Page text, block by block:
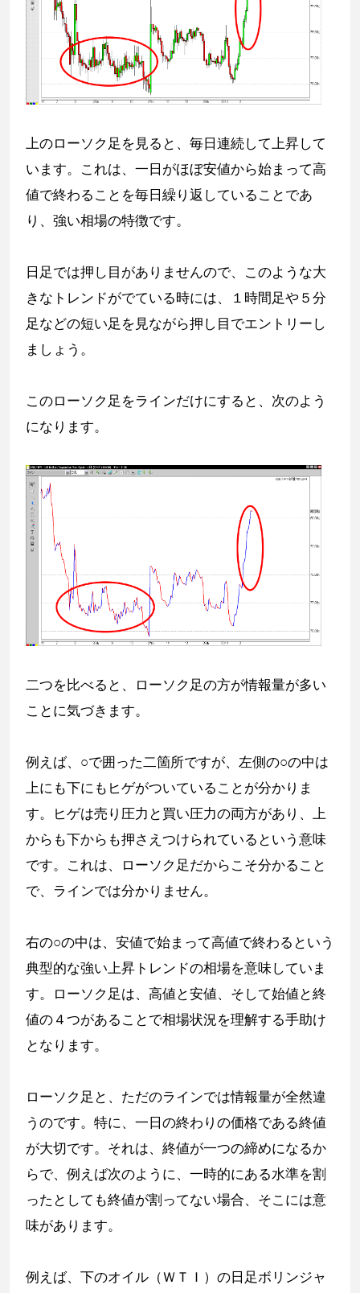
上のローソク足を見ると、毎日連続して上昇して
います。これは、一日がほぼ安値から始まって高
値で終わることを毎日繰り返していることであ
り、強い相場の特徴です。
日足では押し目がありませんので、このような大
きなトレンドがでている時には、１時間足や５分
足などの短い足を見ながら押し目でエントリーし
ましょう。
このローソク足をラインだけにすると、次のよう
になります。
二つを比べると、ローソク足の方が情報量が多い
ことに気づきます。
例えば、○で囲った二箇所ですが、左側の○の中は
上にも下にもヒゲがついていることが分かりま
す。ヒゲは売り圧力と買い圧力の両方があり、上
からも下からも押さえつけられているという意味
です。これは、ローソク足だからこそ分かること
で、ラインでは分かりません。
右の○の中は、安値で始まって高値で終わるという
典型的な強い上昇トレンドの相場を意味していま
す。ローソク足は、高値と安値、そして始値と終
値の４つがあることで相場状況を理解する手助け
となります。
ローソク足と、ただのラインでは情報量が全然違
うのです。特に、一日の終わりの価格である終値
が大切です。それは、終値が一つの締めになるか
らで、例えば次のように、一時的にある水準を割
ったとしても終値が割ってない場合、そこには意
味があります。
例えば、下のオイル（ＷＴＩ）の日足ボリンジャ